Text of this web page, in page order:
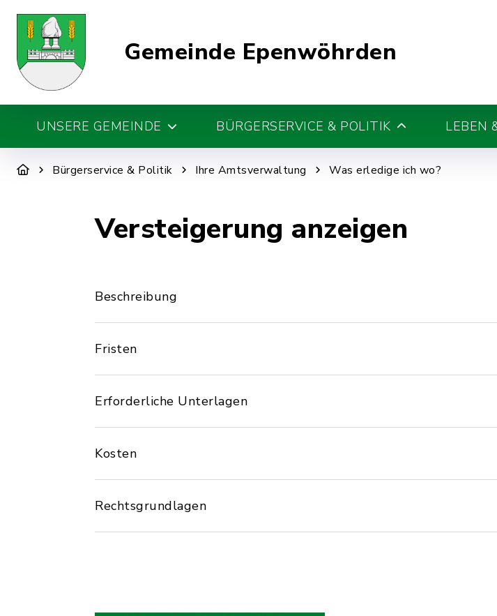
Gemeinde Epenwöhrden
UNSERE GEMEINDE BÜRGERSERVICE & POLITIK LEBEN
Bürgerservice & Politik Ihre Amtsverwaltung Was erledige ich wo?
Versteigerung anzeigen
Beschreibung
Fristen
Erforderliche Unterlagen
Kosten
Rechtsgrundlagen